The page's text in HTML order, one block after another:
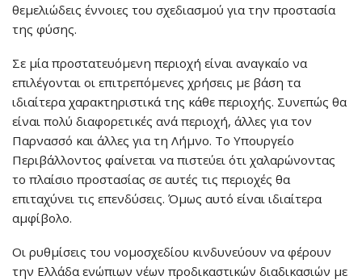
θεμελιώδεις έννοιες του σχεδιασμού για την προστασία
της φύσης.
Σε μία προστατευόμενη περιοχή είναι αναγκαίο να
επιλέγονται οι επιτρεπόμενες χρήσεις με βάση τα
ιδιαίτερα χαρακτηριστικά της κάθε περιοχής. Συνεπώς θα
είναι πολύ διαφορετικές ανά περιοχή, άλλες για τον
Παρνασσό και άλλες για τη Λήμνο. Το Υπουργείο
Περιβάλλοντος φαίνεται να πιστεύει ότι χαλαρώνοντας
το πλαίσιο προστασίας σε αυτές τις περιοχές θα
επιταχύνει τις επενδύσεις. Όμως αυτό είναι ιδιαίτερα
αμφίβολο.
Οι ρυθμίσεις του νομοσχεδίου κινδυνεύουν να φέρουν
την Ελλάδα ενώπιων νέων προδικαστικών διαδικασιών με